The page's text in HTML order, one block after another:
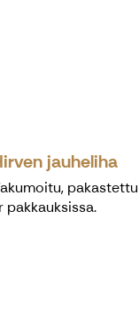
jauheliha
pakkauksissa.